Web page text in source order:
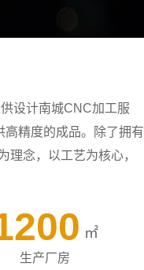
设计南城CNC加工服
精度的成品。除了拥有
念，以工艺为核心，
㎡
生产厂房